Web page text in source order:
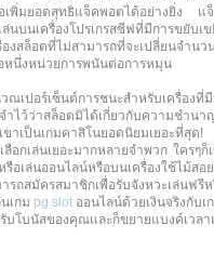
เพิ่มยอดสุทธิแจ็คพอตได้อย่างยิ่ง แ
นเครื่องโปรเกรสซีฟที่มีการขยับเข
งสล็อตที่ไม่สามารถที่จะเปลี่ยนจำนว
หนึ่งหน่วยการพนันต่อการหมุน
ปอร์เซ็นต์การชนะสำหรับเครื่องที่
ไว้ว่าสล็อตมิได้เกี่ยวกับความชำนา
าเป็นเกมคาสิโนยอดนิยมเยอะที่สุด!
อกเล่นเยอะมากหลายจำพวก ใครๆก็
ล่นออนไลน์หรือบนเครื่องใช้ไม้สอ
สมัครสมาชิกเพื่อรับจังหวะเล่นฟรีห
เกม pg slotออนไลน์ด้วยเงินจริงกับเ
บโบนัสของคุณและก็ขยายแบงค์เวลา